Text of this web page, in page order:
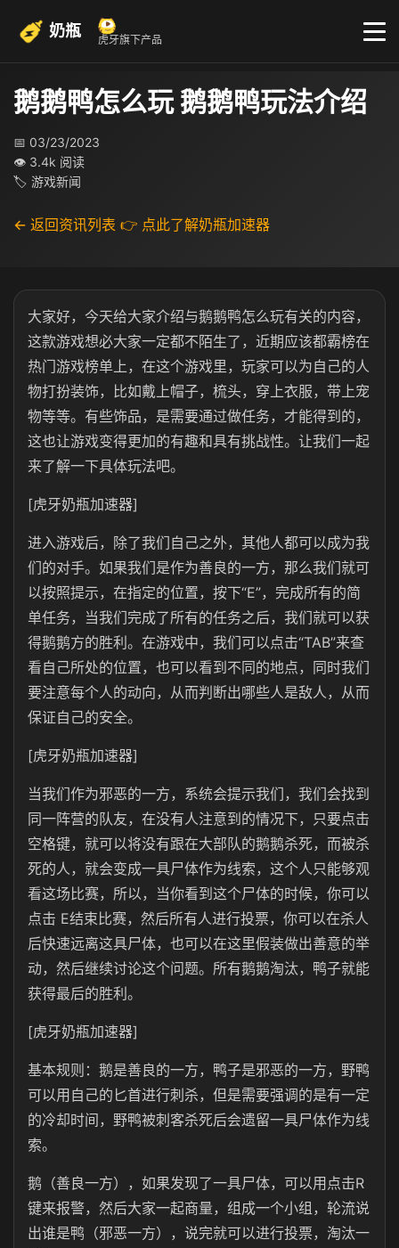
奶瓶 虎牙旗下产品
鹅鹅鸭怎么玩 鹅鹅鸭玩法介绍
📅 03/23/2023
👁 3.4k 阅读
🏷 游戏新闻
← 返回资讯列表 👉 点此了解奶瓶加速器
大家好，今天给大家介绍与鹅鹅鸭怎么玩有关的内容，
这款游戏想必大家一定都不陌生了，近期应该都霸榜在
热门游戏榜单上，在这个游戏里，玩家可以为自己的人
物打扮装饰，比如戴上帽子，梳头，穿上衣服，带上宠
物等等。有些饰品，是需要通过做任务，才能得到的，
这也让游戏变得更加的有趣和具有挑战性。让我们一起
来了解一下具体玩法吧。
[虎牙奶瓶加速器]
进入游戏后，除了我们自己之外，其他人都可以成为我
们的对手。如果我们是作为善良的一方，那么我们就可
以按照提示，在指定的位置，按下“E”，完成所有的简
单任务，当我们完成了所有的任务之后，我们就可以获
得鹅鹅方的胜利。在游戏中，我们可以点击“TAB”来查
看自己所处的位置，也可以看到不同的地点，同时我们
要注意每个人的动向，从而判断出哪些人是敌人，从而
保证自己的安全。
[虎牙奶瓶加速器]
当我们作为邪恶的一方，系统会提示我们，我们会找到
同一阵营的队友，在没有人注意到的情况下，只要点击
空格键，就可以将没有跟在大部队的鹅鹅杀死，而被杀
死的人，就会变成一具尸体作为线索，这个人只能够观
看这场比赛，所以，当你看到这个尸体的时候，你可以
点击 E结束比赛，然后所有人进行投票，你可以在杀人
后快速远离这具尸体，也可以在这里假装做出善意的举
动，然后继续讨论这个问题。所有鹅鹅淘汰，鸭子就能
获得最后的胜利。
[虎牙奶瓶加速器]
基本规则：鹅是善良的一方，鸭子是邪恶的一方，野鸭
可以用自己的匕首进行刺杀，但是需要强调的是有一定
的冷却时间，野鸭被刺客杀死后会遗留一具尸体作为线
索。
鹅（善良一方），如果发现了一具尸体，可以用点击R
键来报警，然后大家一起商量，组成一个小组，轮流说
出谁是鸭（邪恶一方），说完就可以进行投票，淘汰一